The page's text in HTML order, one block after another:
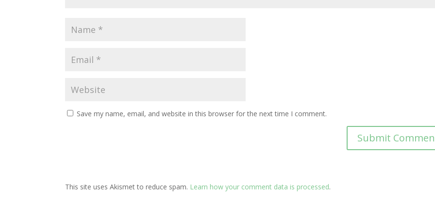
Save my name, email, and website in this browser for the next time I comment.
This site uses Akismet to reduce spam. Learn how your comment data is processed.